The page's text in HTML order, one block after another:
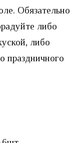
Обязательно
либо
либо
праздничного